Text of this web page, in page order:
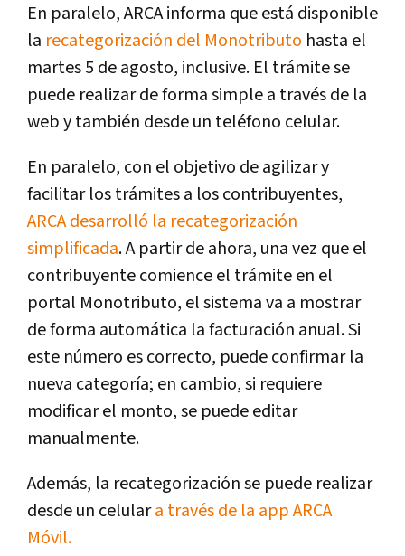
En paralelo, ARCA informa que está disponible
la recategorización del Monotributo hasta el
martes 5 de agosto, inclusive. El trámite se
puede realizar de forma simple a través de la
web y también desde un teléfono celular.
En paralelo, con el objetivo de agilizar y
facilitar los trámites a los contribuyentes,
ARCA desarrolló la recategorización
simplificada. A partir de ahora, una vez que el
contribuyente comience el trámite en el
portal Monotributo, el sistema va a mostrar
de forma automática la facturación anual. Si
este número es correcto, puede confirmar la
nueva categoría; en cambio, si requiere
modificar el monto, se puede editar
manualmente.
Además, la recategorización se puede realizar
desde un celulara través de la app ARCA
Móvil.